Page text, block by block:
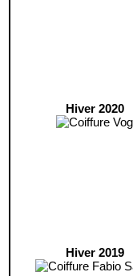
Hiver 2020
Hiver 2019